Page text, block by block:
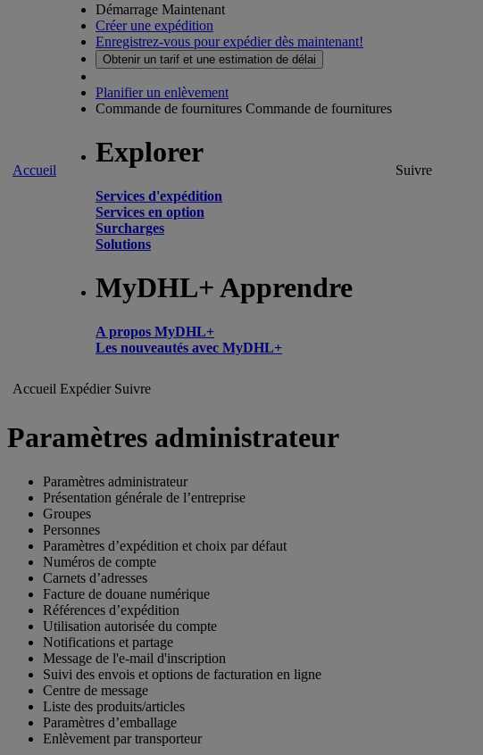
Accueil
Démarrage Maintenant
Créer une expédition
Enregistrez-vous pour expédier dès maintenant!
Obtenir un tarif et une estimation de délai
Planifier un enlèvement
Commande de fournitures Commande de fournitures
Explorer
Services d'expédition
Services en option
Surcharges
Solutions
MyDHL+ Apprendre
A propos MyDHL+
Les nouveautés avec MyDHL+
Suivre
Accueil Expédier Suivre
Paramètres administrateur
Paramètres administrateur
Présentation générale de l’entreprise
Groupes
Personnes
Paramètres d’expédition et choix par défaut
Numéros de compte
Carnets d’adresses
Facture de douane numérique
Références d’expédition
Utilisation autorisée du compte
Notifications et partage
Message de l'e-mail d'inscription
Suivi des envois et options de facturation en ligne
Centre de message
Liste des produits/articles
Paramètres d’emballage
Enlèvement par transporteur